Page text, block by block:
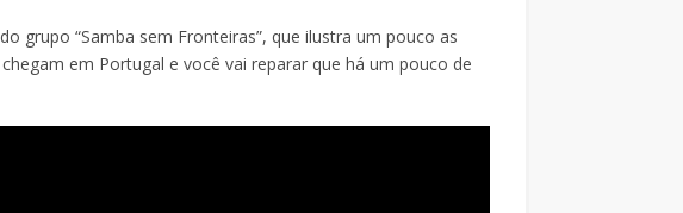
grupo “Samba sem Fronteiras”, que ilustra um pouco as
em Portugal e você vai reparar que há um pouco de